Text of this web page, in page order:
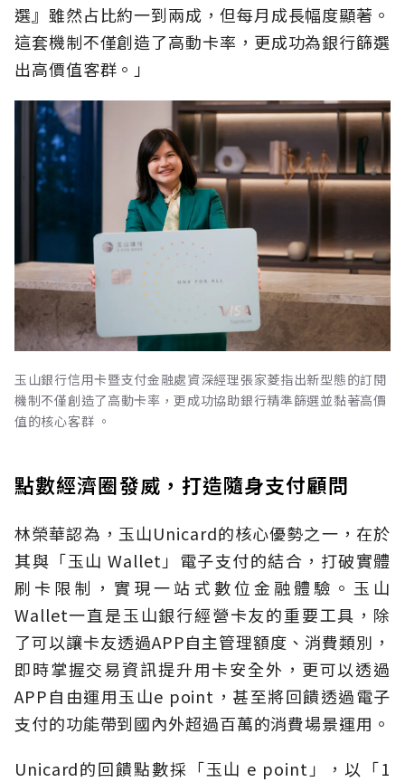
選』雖然占比約一到兩成，但每月成長幅度顯著。
這套機制不僅創造了高動卡率，更成功為銀行篩選
出高價值客群。」
玉山銀行信用卡暨支付金融處資深經理張家菱指出新型態的訂閱
機制不僅創造了高動卡率，更成功協助銀行精準篩選並黏著高價
值的核心客群 。
點數經濟圈發威，打造隨身支付顧問
林榮華認為，玉山Unicard的核心優勢之一，在於
其與「玉山 Wallet」電子支付的結合，打破實體
刷卡限制，實現一站式數位金融體驗。玉山
Wallet一直是玉山銀行經營卡友的重要工具，除
了可以讓卡友透過APP自主管理額度、消費類別，
即時掌握交易資訊提升用卡安全外，更可以透過
APP自由運用玉山e point，甚至將回饋透過電子
支付的功能帶到國內外超過百萬的消費場景運用。
Unicard的回饋點數採「玉山 e point」，以「1